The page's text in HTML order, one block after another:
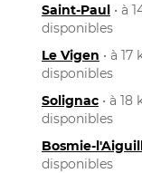
Saint-Paul • à
disponibles
Le Vigen • à
disponibles
Solignac • à
disponibles
Bosmie-
disponibles